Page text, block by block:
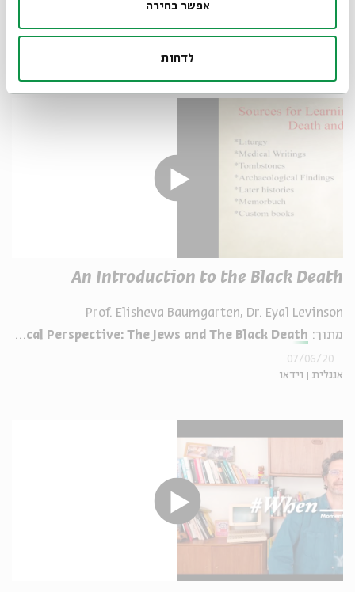
אפשר בחירה
לדחות
Plagues in Historical Perspective: The Jews and The Black Death
14/06/20
An Introduction to the Black Death
Prof. Elisheva Baumgarten, Dr. Eyal Levinson
מתוך: Plagues in Historical Perspective: The Jews and The Black Death
אנגלית וידאו
07/06/20